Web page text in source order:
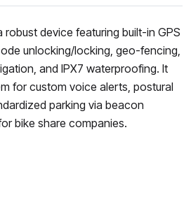
robust device featuring built-in GPS
unlocking/locking, geo-fencing,
and IPX7 waterproofing. It
for custom voice alerts, postural
parking via beacon
bike share companies.